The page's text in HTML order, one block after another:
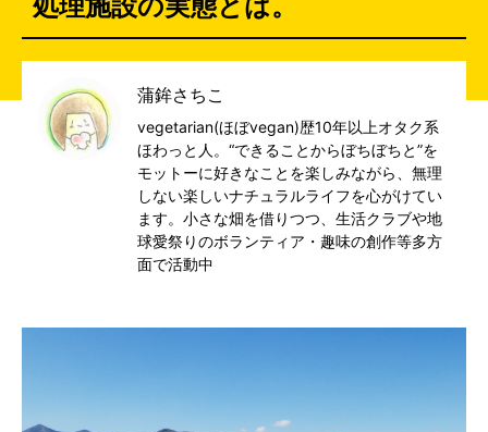
処理施設の実態とは。
蒲鉾さちこ
vegetarian(ほぼvegan)歴10年以上オタク系
ほわっと人。“できることからぼちぼちと”を
モットーに好きなことを楽しみながら、無理
しない楽しいナチュラルライフを心がけてい
ます。小さな畑を借りつつ、生活クラブや地
球愛祭りのボランティア・趣味の創作等多方
面で活動中